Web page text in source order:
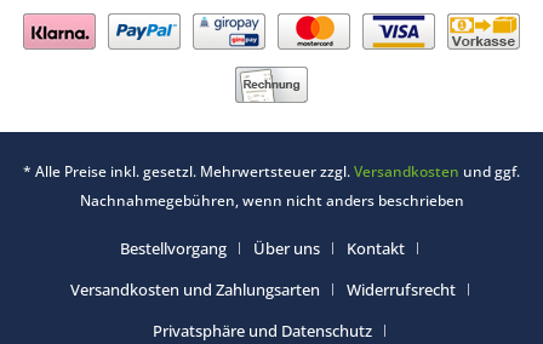
* Alle Preise inkl. gesetzl. Mehrwertsteuer zzgl.Versandkosten und ggf.
Nachnahmegebühren, wenn nicht anders beschrieben
Bestellvorgang Über uns
Kontakt
Versandkosten und Zahlungsarten
Widerrufsrecht
Privatsphäre und Datenschutz